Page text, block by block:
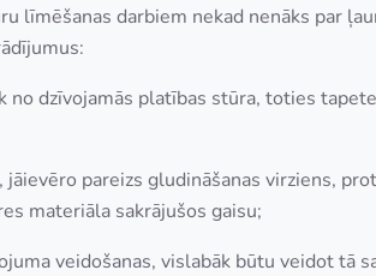
līmēšanas darbiem nekad nenāks par
no dzīvojamās platības stūra, toties
pareizs gludināšanas virziens,
materiāla sakrājušos gaisu;
veidošanas, vislabāk būtu veidot tā